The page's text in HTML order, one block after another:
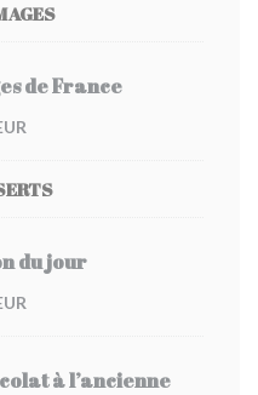
de France
du jour
à l’ancienne